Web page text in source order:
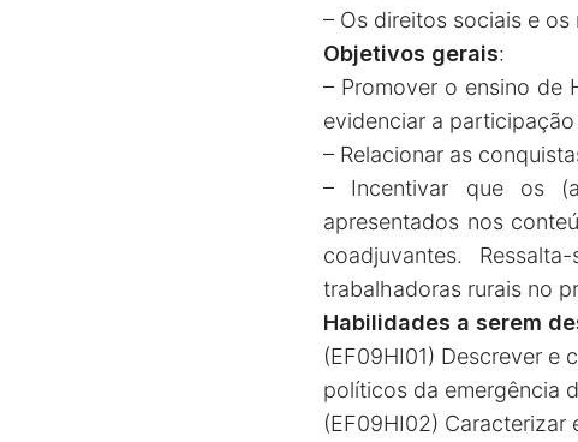
– Os direitos sociais e
Objetivos gerais:
– Promover o ensino de
evidenciar a
– Relacionar as
– Incentivar que os
apresentados nos
coadjuvantes.
trabalhadoras rurais no
Habilidades a serem
(EF09HI01) Descrever e
políticos da emergência
(EF09HI02)